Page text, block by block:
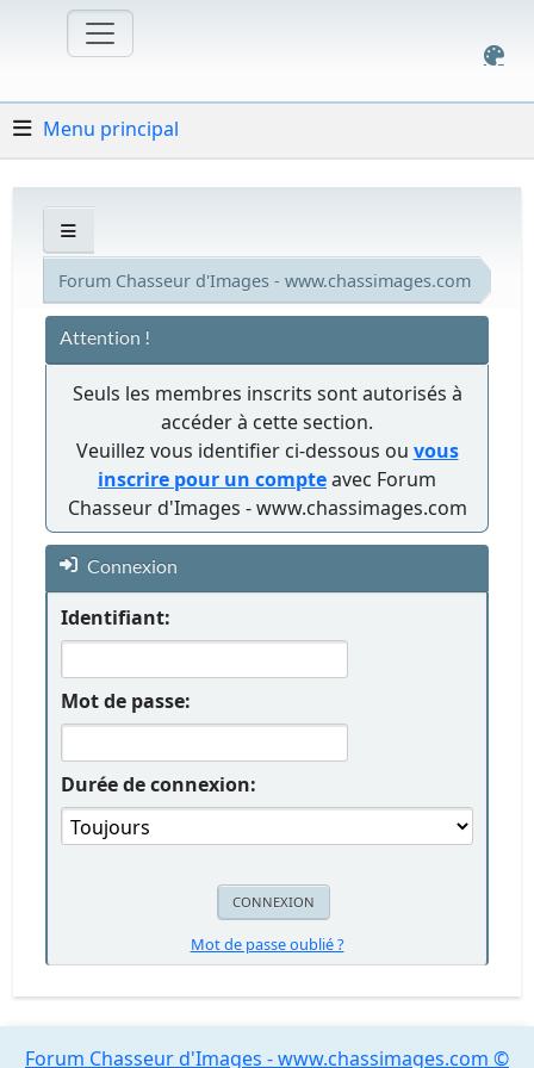
Menu principal
Forum Chasseur d'Images - www.chassimages.com
Attention !
Seuls les membres inscrits sont autorisés à
accéder à cette section.
Veuillez vous identifier ci-dessous ou vous
inscrire pour un compteavec Forum
Chasseur d'Images - www.chassimages.com
Connexion
Identifiant:
Mot de passe:
Durée de connexion:
Mot de passe oublié ?
Forum Chasseur d'Images - www.chassimages.com ©